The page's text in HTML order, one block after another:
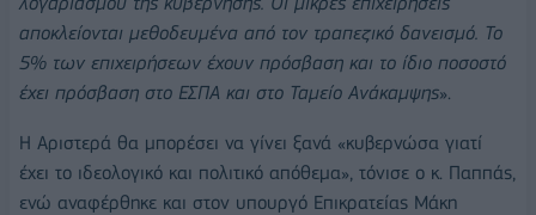
αποκλείονται μεθοδευμένα από τον τραπεζικό δανεισμό. Το
5% των επιχειρήσεων έχουν πρόσβαση και το ίδιο ποσοστό
έχει πρόσβαση στο ΕΣΠΑ και στο Ταμείο Ανάκαμψης».
Η Αριστερά θα μπορέσει να γίνει ξανά «κυβερνώσα γιατί
έχει το ιδεολογικό και πολιτικό απόθεμα», τόνισε ο κ. Παππάς,
ενώ αναφέρθηκε και στον υπουργό Επικρατείας Μάκη